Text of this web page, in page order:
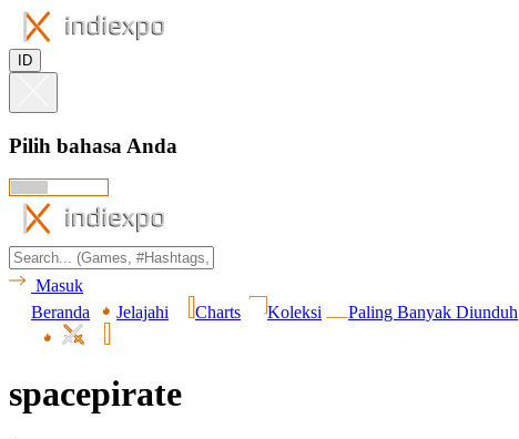
ID
Pilih bahasa Anda
Masuk
Beranda
Jelajahi Charts Koleksi Paling Banyak Diunduh
spacepirate